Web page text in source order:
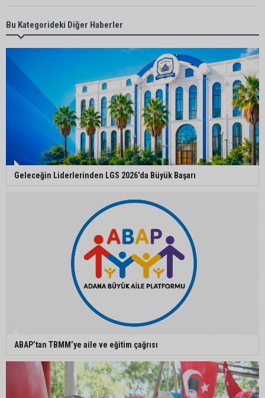
Mustafa Özkan: "Yüreğir Belediye Başkan
Vekilliği seçimine ilişkin hukuki süreç başlatıldı"
Güngör Geçer, hayvan hakları temsilcileriyle bir
araya geldi
Adana’da sıcak hava etkisini sürdürüyor:
Termometreler 38 dereceyi gördü
Yüreğir’de başkan vekilliği seçimi yeniden yargıya
taşındı
Adanalı sanatçıdan üzücü haber: Konserlerine
ara verdi
Büyükşehirden üreticiye 168 adet süt sağım
makinesi
Bu Kategorideki Diğer Haberler
Geleceğin Liderlerinden LGS 2026'da Büyük Başarı
ABAP’tan TBMM’ye aile ve eğitim çağrısı